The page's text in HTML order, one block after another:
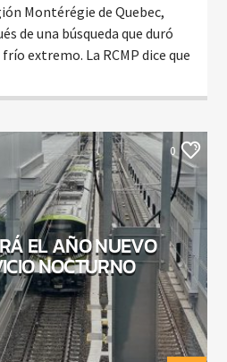
Montérégie de Quebec,
de una búsqueda que duró
extremo. La RCMP dice que
0
EL AÑO NUEVO
NOCTURNO